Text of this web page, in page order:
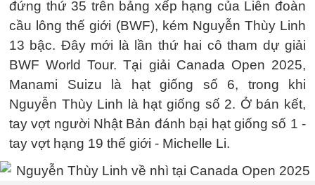
đứng thứ 35 trên bảng xếp hạng của Liên đoàn
cầu lông thế giới (BWF), kém Nguyễn Thùy Linh
13 bậc. Đây mới là lần thứ hai cô tham dự giải
BWF World Tour. Tại giải Canada Open 2025,
Manami Suizu là hạt giống số 6, trong khi
Nguyễn Thùy Linh là hạt giống số 2. Ở bán kết,
tay vợt người Nhật Bản đánh bại hạt giống số 1 -
tay vợt hạng 19 thế giới - Michelle Li.